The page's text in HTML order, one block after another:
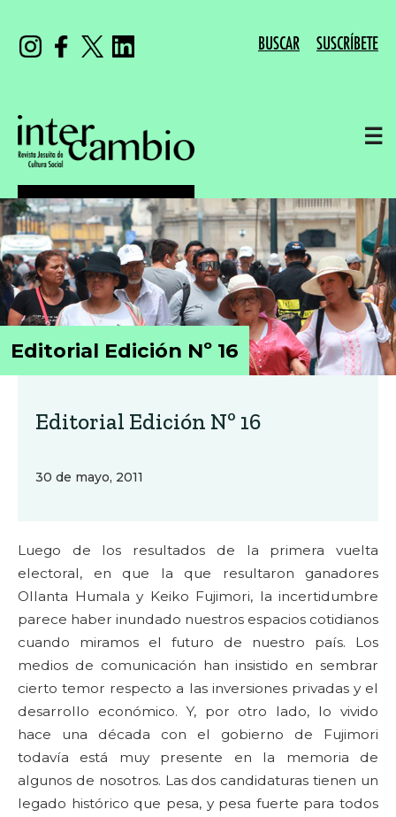
BUSCAR SUSCRÍBETE
☰
Editorial Edición Nº 16
Editorial Edición Nº 16
30 de mayo, 2011
Luego de los resultados de la primera vuelta
electoral, en que la que resultaron ganadores
Ollanta Humala y Keiko Fujimori, la incertidumbre
parece haber inundado nuestros espacios cotidianos
cuando miramos el futuro de nuestro país. Los
medios de comunicación han insistido en sembrar
cierto temor respecto a las inversiones privadas y el
desarrollo económico. Y, por otro lado, lo vivido
hace una década con el gobierno de Fujimori
todavía está muy presente en la memoria de
algunos de nosotros. Las dos candidaturas tienen un
legado histórico que pesa, y pesa fuerte para todos